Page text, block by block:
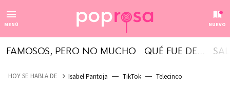
MENÚ NUEVO
FAMOSOS, PERO NO MUCHO QUÉ FUE DE...
HOY SE HABLA DE Isabel Pantoja TikTok Telecinco